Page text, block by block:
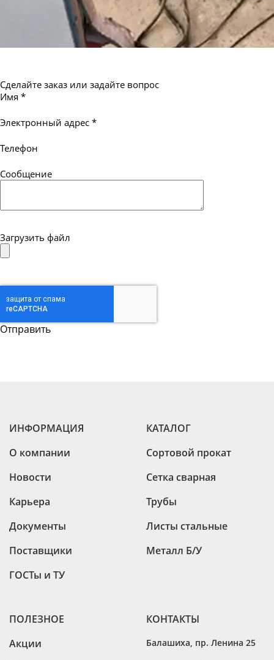
Сделайте заказ или задайте вопрос
Имя *
Электронный адрес *
Телефон
Сообщение
Загрузить файл
ИНФОРМАЦИЯ
О компании
Новости
Карьера
Документы
Поставщики
ГОСТы и ТУ
КАТАЛОГ
Сортовой прокат
Сетка сварная
Трубы
Листы стальные
Металл Б/У
ПОЛЕЗНОЕ
Акции
КОНТАКТЫ
Балашиха пр. Ленина 25